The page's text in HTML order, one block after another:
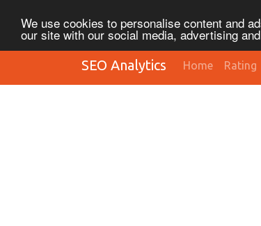
We use cookies to personalise content and
our site with our social media, advertising
SEO Analytics Home Rating